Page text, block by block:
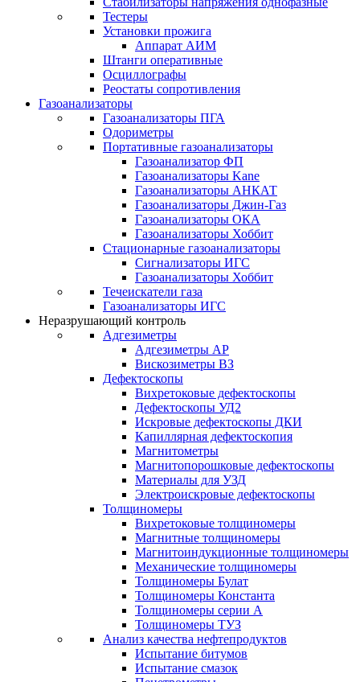
Тестеры
Установки прожига
Аппарат АИМ
Штанги оперативные
Осциллографы
Реостаты сопротивления
Газоанализаторы
Газоанализаторы ПГА
Одориметры
Портативные газоанализаторы
Газоанализатор ФП
Газоанализаторы Kane
Газоанализаторы АНКАТ
Газоанализаторы Джин-Газ
Газоанализаторы ОКА
Газоанализаторы Хоббит
Стационарные газоанализаторы
Сигнализаторы ИГС
Газоанализаторы Хоббит
Течеискатели газа
Газоанализаторы ИГС
Неразрушающий контроль
Адгезиметры
Адгезиметры АР
Вискозиметры ВЗ
Дефектоскопы
Вихретоковые дефектоскопы
Дефектоскопы УД2
Искровые дефектоскопы ДКИ
Капиллярная дефектоскопия
Магнитометры
Магнитопорошковые дефектоскопы
Материалы для УЗД
Электроискровые дефектоскопы
Толщиномеры
Вихретоковые толщиномеры
Магнитные толщиномеры
Магнитоиндукционные толщиномеры
Механические толщиномеры
Толщиномеры Булат
Толщиномеры Константа
Толщиномеры серии А
Толщиномеры ТУЗ
Анализ качества нефтепродуктов
Испытание битумов
Испытание смазок